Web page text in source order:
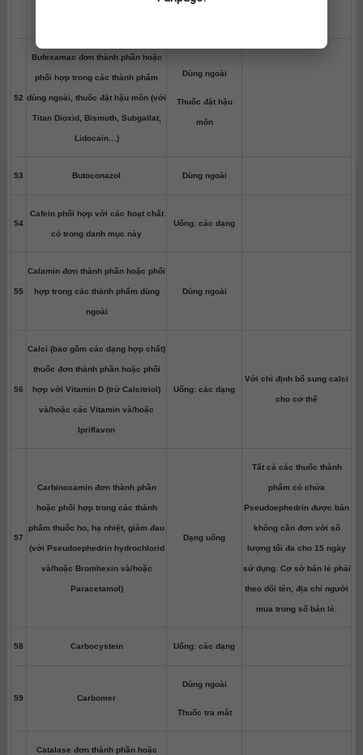
52
Bufexamac đơn thành phần hoặc
phối hợp trong các thành phẩm
dùng ngoài, thuốc đặt hậu môn (với
Titan Dioxid, Bismuth, Subgallat,
Lidocain…)
Dùng ngoài
Thuốc đặt hậu
môn
53 Butoconazol Dùng ngoài
54
Cafein phối hợp với các hoạt chất
có trong danh mục này
Uống: các dạng
55
Calamin đơn thành phần hoặc phối
hợp trong các thành phẩm dùng
ngoài
Dùng ngoài
56
Calci (bao gồm các dạng hợp chất)
thuốc đơn thành phần hoặc phối
hợp với Vitamin D (trừ Calcitriol)
và/hoặc các Vitamin và/hoặc
Ipriflavon
Uống: các dạng
Với chỉ định bổ sung calci
cho cơ thể
57
Carbinoxamin đơn thành phần
hoặc phối hợp trong các thành
phẩm thuốc ho, hạ nhiệt, giảm đau
(với Pseudoephedrin hydrochlorid
và/hoặc Bromhexin và/hoặc
Paracetamol)
Dạng uống
Tất cả các thuốc thành
phẩm có chứa
Pseudoephedrin được bán
không cần đơn với số
lượng tối đa cho 15 ngày
sử dụng. Cơ sở bán lẻ phải
theo dõi tên, địa chỉ người
mua trong sổ bán lẻ.
58 Carbocystein Uống: các dạng
59 Carbomer
Dùng ngoài
Thuốc tra mắt
Catalase đơn thành phần hoặc